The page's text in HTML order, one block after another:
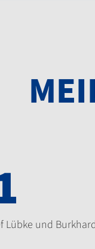
Lübke und Burkhard